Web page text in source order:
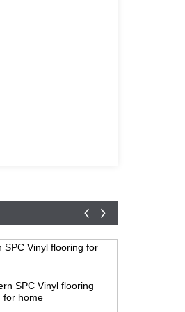
SPC Vinyl flooring
for home